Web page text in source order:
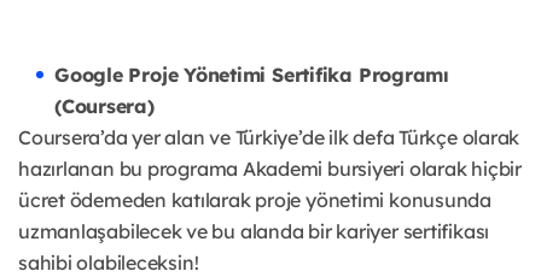
Google Proje Yönetimi Sertifika Programı
(Coursera)
Coursera’da yer alan ve Türkiye’de ilk defa Türkçe olarak
hazırlanan bu programa Akademi bursiyeri olarak hiçbir
ücret ödemeden katılarak proje yönetimi konusunda
uzmanlaşabilecek ve bu alanda bir kariyer sertifikası
sahibi olabileceksin!